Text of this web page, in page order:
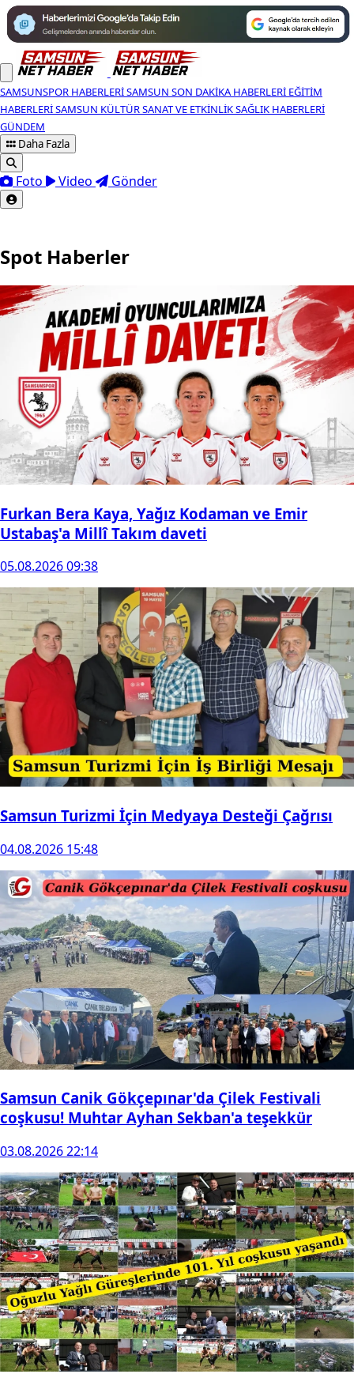
SAMSUNSPOR HABERLERISAMSUN SON DAKIKA HABERLERI EĞITIM
HABERLERISAMSUN KÜLTÜR SANAT VE ETKINLIKSAĞLIK HABERLERI
GÜNDEM
Daha Fazla
Foto Video Gönder
Spot Haberler
Furkan Bera Kaya, Yağız Kodaman ve Emir
Ustabaş'a Millî Takım daveti
05.08.2026 09:38
Samsun Turizmi İçin Medyaya Desteği Çağrısı
04.08.2026 15:48
Samsun Canik Gökçepınar'da Çilek Festivali
coşkusu! Muhtar Ayhan Sekban'a teşekkür
03.08.2026 22:14